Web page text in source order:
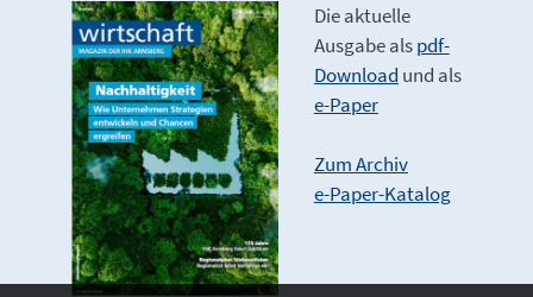
Die aktuelle
Ausgabe alspdf-
Download und als
e-Paper
Zum Archiv
e-Paper-Katalog